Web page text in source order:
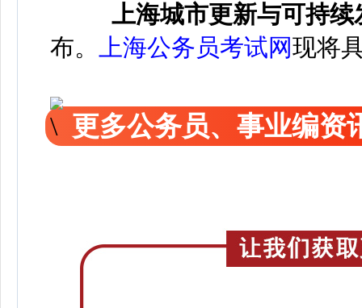
上海城市更新与可持
布。 上海公务员考试网现将
更多公务员、事业编资